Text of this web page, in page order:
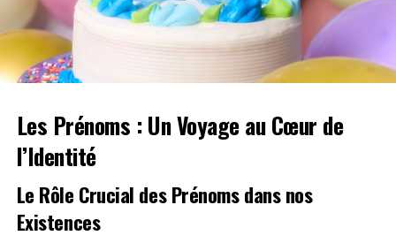
Les Prénoms : Un Voyage au Cœur de
l’Identité
Le Rôle Crucial des Prénoms dans nos
Existences